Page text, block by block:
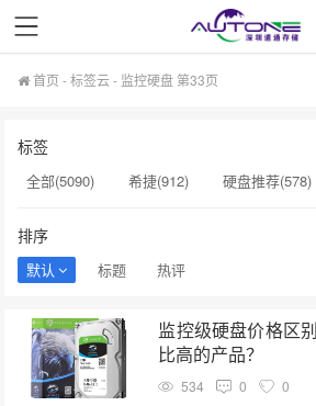
首页 -标签云- 监控硬盘 第33页
标签
全部(5090) 希捷(912) 硬盘推荐(578)
硬盘采购(474)
希捷硬盘(471)
企业硬盘(293)
显卡(283)
希捷硬盘
企业级固态硬盘(265)
硬盘售后服务(262)
排序
默认 标题 热评
监控级硬盘价格区
比高的产品？
534 0 0